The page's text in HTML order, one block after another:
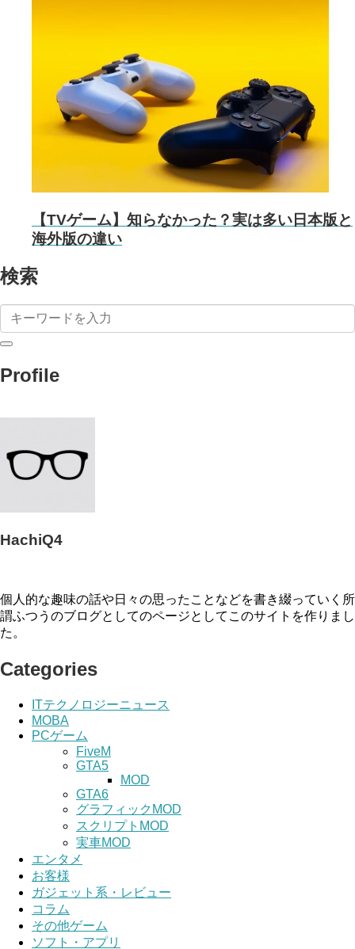
【TVゲーム】知らなかった？実は多い日本版と
海外版の違い
検索
Profile
HachiQ4
個人的な趣味の話や日々の思ったことなどを書き綴っていく所
謂ふつうのブログとしてのページとしてこのサイトを作りまし
た。
Categories
ITテクノロジーニュース
MOBA
PCゲーム
FiveM
GTA5
MOD
GTA6
グラフィックMOD
スクリプトMOD
実車MOD
エンタメ
お客様
ガジェット系・レビュー
コラム
その他ゲーム
ソフト・アプリ